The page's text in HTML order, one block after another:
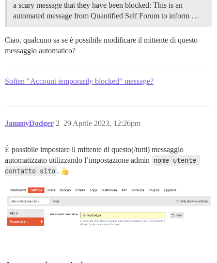
a scary message that they have been blocked: This is an
automated message from Quantified Self Forum to inform …
Ciao, qualcuno sa se è possibile modificare il mittente di questo
messaggio automatico?
Soften "Account temporarily blocked" message?
JammyDodger 29 Aprile 2023, 12:26pm
2
È possibile impostare il mittente di questo(/tutti) messaggio
automatizzato utilizzando l’impostazione admin nome utente
contatto sito .